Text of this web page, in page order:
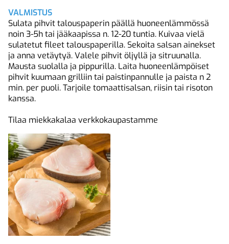
VALMISTUS
Sulata pihvit talouspaperin päällä huoneenlämmössä
noin 3-5h tai jääkaapissa n. 12-20 tuntia. Kuivaa vielä
sulatetut fileet talouspaperilla. Sekoita salsan ainekset
ja anna vetäytyä. Valele pihvit öljyllä ja sitruunalla.
Mausta suolalla ja pippurilla. Laita huoneenlämpöiset
pihvit kuumaan grilliin tai paistinpannulle ja paista n 2
min. per puoli. Tarjoile tomaattisalsan, riisin tai risoton
kanssa.
Tilaa miekkakalaa verkkokaupastamme